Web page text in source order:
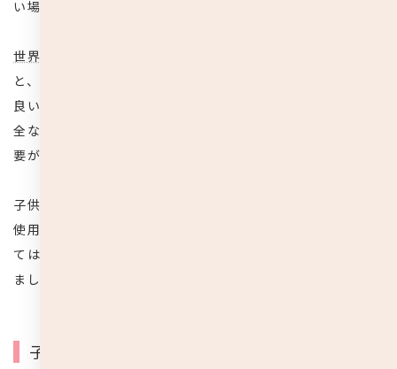
い場合とそうでない場合があります。
世界保健機関（WHO）が2020年8月に発表
と、12歳以上の子供は大人と同じようにマスクを着用して
良いが、6歳から11歳の子供はマスクを着用した場合、安
全な取り扱い方ができない可能性があるため、注意する必
要があるとしています。
子供の場合、呼吸器官が未発達であることと、適切でない
使用方法による窒息などの危険性から、子供の年齢によっ
ては、
ましいです。
子供のマスク着用時に注意したいポイント